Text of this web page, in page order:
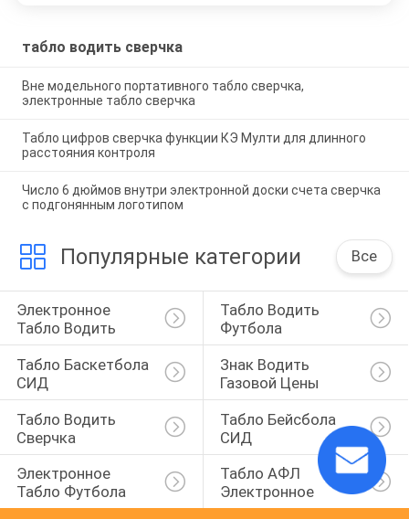
табло водить сверчка
Вне модельного портативного табло сверчка,
электронные табло сверчка
Табло цифров сверчка функции КЭ Мулти для длинного
расстояния контроля
Число 6 дюймов внутри электронной доски счета сверчка
с подгонянным логотипом
Популярные категории Все
Электронное
Табло Водить
Табло Водить
Футбола
Табло Баскетбола
СИД
Знак Водить
Газовой Цены
Табло Водить
Сверчка
Табло Бейсбола
СИД
Электронное
Табло Футбола
Табло АФЛ
Электронное